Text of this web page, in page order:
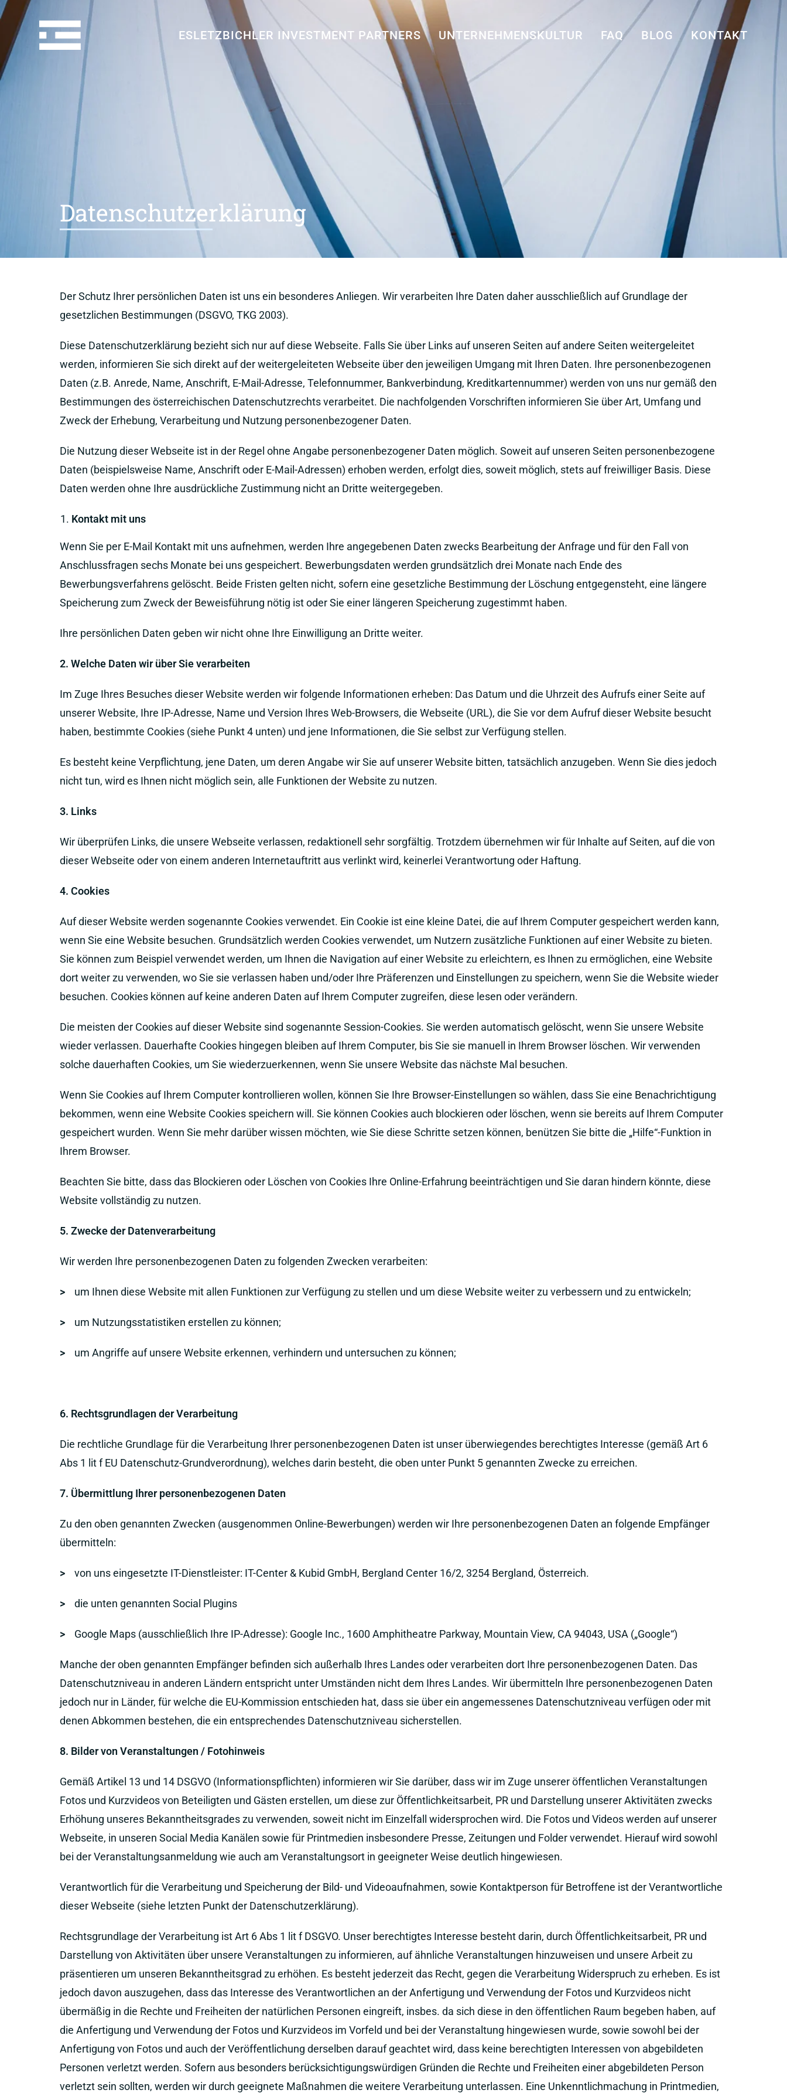
ESLETZBICHLER INVESTMENT PARTNERS UNTERNEHMENSKULTUR FAQ BLOG KONTAKT
Datenschutzerklärung
Der Schutz Ihrer persönlichen Daten ist uns ein besonderes Anliegen. Wir verarbeiten Ihre Daten daher ausschließlich auf Grundlage der
gesetzlichen Bestimmungen (DSGVO, TKG 2003).
Diese Datenschutzerklärung bezieht sich nur auf diese Webseite. Falls Sie über Links auf unseren Seiten auf andere Seiten weitergeleitet
werden, informieren Sie sich direkt auf der weitergeleiteten Webseite über den jeweiligen Umgang mit Ihren Daten. Ihre personenbezogenen
Daten (z.B. Anrede, Name, Anschrift, E-Mail-Adresse, Telefonnummer, Bankverbindung, Kreditkartennummer) werden von uns nur gemäß den
Bestimmungen des österreichischen Datenschutzrechts verarbeitet. Die nachfolgenden Vorschriften informieren Sie über Art, Umfang und
Zweck der Erhebung, Verarbeitung und Nutzung personenbezogener Daten.
Die Nutzung dieser Webseite ist in der Regel ohne Angabe personenbezogener Daten möglich. Soweit auf unseren Seiten personenbezogene
Daten (beispielsweise Name, Anschrift oder E-Mail-Adressen) erhoben werden, erfolgt dies, soweit möglich, stets auf freiwilliger Basis. Diese
Daten werden ohne Ihre ausdrückliche Zustimmung nicht an Dritte weitergegeben.
Kontakt mit uns
Wenn Sie per E-Mail Kontakt mit uns aufnehmen, werden Ihre angegebenen Daten zwecks Bearbeitung der Anfrage und für den Fall von
Anschlussfragen sechs Monate bei uns gespeichert. Bewerbungsdaten werden grundsätzlich drei Monate nach Ende des
Bewerbungsverfahrens gelöscht. Beide Fristen gelten nicht, sofern eine gesetzliche Bestimmung der Löschung entgegensteht, eine längere
Speicherung zum Zweck der Beweisführung nötig ist oder Sie einer längeren Speicherung zugestimmt haben.
Ihre persönlichen Daten geben wir nicht ohne Ihre Einwilligung an Dritte weiter.
2. Welche Daten wir über Sie verarbeiten
Im Zuge Ihres Besuches dieser Website werden wir folgende Informationen erheben: Das Datum und die Uhrzeit des Aufrufs einer Seite auf
unserer Website, Ihre IP-Adresse, Name und Version Ihres Web-Browsers, die Webseite (URL), die Sie vor dem Aufruf dieser Website besucht
haben, bestimmte Cookies (siehe Punkt 4 unten) und jene Informationen, die Sie selbst zur Verfügung stellen.
Es besteht keine Verpflichtung, jene Daten, um deren Angabe wir Sie auf unserer Website bitten, tatsächlich anzugeben. Wenn Sie dies jedoch
nicht tun, wird es Ihnen nicht möglich sein, alle Funktionen der Website zu nutzen.
3. Links
Wir überprüfen Links, die unsere Webseite verlassen, redaktionell sehr sorgfältig. Trotzdem übernehmen wir für Inhalte auf Seiten, auf die von
dieser Webseite oder von einem anderen Internetauftritt aus verlinkt wird, keinerlei Verantwortung oder Haftung.
4. Cookies
Auf dieser Website werden sogenannte Cookies verwendet. Ein Cookie ist eine kleine Datei, die auf Ihrem Computer gespeichert werden kann,
wenn Sie eine Website besuchen. Grundsätzlich werden Cookies verwendet, um Nutzern zusätzliche Funktionen auf einer Website zu bieten.
Sie können zum Beispiel verwendet werden, um Ihnen die Navigation auf einer Website zu erleichtern, es Ihnen zu ermöglichen, eine Website
dort weiter zu verwenden, wo Sie sie verlassen haben und/oder Ihre Präferenzen und Einstellungen zu speichern, wenn Sie die Website wieder
besuchen. Cookies können auf keine anderen Daten auf Ihrem Computer zugreifen, diese lesen oder verändern.
Die meisten der Cookies auf dieser Website sind sogenannte Session-Cookies. Sie werden automatisch gelöscht, wenn Sie unsere Website
wieder verlassen. Dauerhafte Cookies hingegen bleiben auf Ihrem Computer, bis Sie sie manuell in Ihrem Browser löschen. Wir verwenden
solche dauerhaften Cookies, um Sie wiederzuerkennen, wenn Sie unsere Website das nächste Mal besuchen.
Wenn Sie Cookies auf Ihrem Computer kontrollieren wollen, können Sie Ihre Browser-Einstellungen so wählen, dass Sie eine Benachrichtigung
bekommen, wenn eine Website Cookies speichern will. Sie können Cookies auch blockieren oder löschen, wenn sie bereits auf Ihrem Computer
gespeichert wurden. Wenn Sie mehr darüber wissen möchten, wie Sie diese Schritte setzen können, benützen Sie bitte die „Hilfe“-Funktion in
Ihrem Browser.
Beachten Sie bitte, dass das Blockieren oder Löschen von Cookies Ihre Online-Erfahrung beeinträchtigen und Sie daran hindern könnte, diese
Website vollständig zu nutzen.
5. Zwecke der Datenverarbeitung
Wir werden Ihre personenbezogenen Daten zu folgenden Zwecken verarbeiten:
> um Ihnen diese Website mit allen Funktionen zur Verfügung zu stellen und um diese Website weiter zu verbessern und zu entwickeln;
> um Nutzungsstatistiken erstellen zu können;
> um Angriffe auf unsere Website erkennen, verhindern und untersuchen zu können;
6. Rechtsgrundlagen der Verarbeitung
Die rechtliche Grundlage für die Verarbeitung Ihrer personenbezogenen Daten ist unser überwiegendes berechtigtes Interesse (gemäß Art 6
Abs 1 lit f EU Datenschutz-Grundverordnung), welches darin besteht, die oben unter Punkt 5 genannten Zwecke zu erreichen.
7. Übermittlung Ihrer personenbezogenen Daten
Zu den oben genannten Zwecken (ausgenommen Online-Bewerbungen) werden wir Ihre personenbezogenen Daten an folgende Empfänger
übermitteln:
> von uns eingesetzte IT-Dienstleister: IT-Center & Kubid GmbH, Bergland Center 16/2, 3254 Bergland, Österreich.
> die unten genannten Social Plugins
> Google Maps (ausschließlich Ihre IP-Adresse): Google Inc., 1600 Amphitheatre Parkway, Mountain View, CA 94043, USA („Google“)
Manche der oben genannten Empfänger befinden sich außerhalb Ihres Landes oder verarbeiten dort Ihre personenbezogenen Daten. Das
Datenschutzniveau in anderen Ländern entspricht unter Umständen nicht dem Ihres Landes. Wir übermitteln Ihre personenbezogenen Daten
jedoch nur in Länder, für welche die EU-Kommission entschieden hat, dass sie über ein angemessenes Datenschutzniveau verfügen oder mit
denen Abkommen bestehen, die ein entsprechendes Datenschutzniveau sicherstellen.
8. Bilder von Veranstaltungen / Fotohinweis
Gemäß Artikel 13 und 14 DSGVO (Informationspflichten) informieren wir Sie darüber, dass wir im Zuge unserer öffentlichen Veranstaltungen
Fotos und Kurzvideos von Beteiligten und Gästen erstellen, um diese zur Öffentlichkeitsarbeit, PR und Darstellung unserer Aktivitäten zwecks
Erhöhung unseres Bekanntheitsgrades zu verwenden, soweit nicht im Einzelfall widersprochen wird. Die Fotos und Videos werden auf unserer
Webseite, in unseren Social Media Kanälen sowie für Printmedien insbesondere Presse, Zeitungen und Folder verwendet. Hierauf wird sowohl
bei der Veranstaltungsanmeldung wie auch am Veranstaltungsort in geeigneter Weise deutlich hingewiesen.
Verantwortlich für die Verarbeitung und Speicherung der Bild- und Videoaufnahmen, sowie Kontaktperson für Betroffene ist der Verantwortliche
dieser Webseite (siehe letzten Punkt der Datenschutzerklärung).
Rechtsgrundlage der Verarbeitung ist Art 6 Abs 1 lit f DSGVO. Unser berechtigtes Interesse besteht darin, durch Öffentlichkeitsarbeit, PR und
Darstellung von Aktivitäten über unsere Veranstaltungen zu informieren, auf ähnliche Veranstaltungen hinzuweisen und unsere Arbeit zu
präsentieren um unseren Bekanntheitsgrad zu erhöhen. Es besteht jederzeit das Recht, gegen die Verarbeitung Widerspruch zu erheben. Es ist
jedoch davon auszugehen, dass das Interesse des Verantwortlichen an der Anfertigung und Verwendung der Fotos und Kurzvideos nicht
übermäßig in die Rechte und Freiheiten der natürlichen Personen eingreift, insbes. da sich diese in den öffentlichen Raum begeben haben, auf
die Anfertigung und Verwendung der Fotos und Kurzvideos im Vorfeld und bei der Veranstaltung hingewiesen wurde, sowie sowohl bei der
Anfertigung von Fotos und auch der Veröffentlichung derselben darauf geachtet wird, dass keine berechtigten Interessen von abgebildeten
Personen verletzt werden. Sofern aus besonders berücksichtigungswürdigen Gründen die Rechte und Freiheiten einer abgebildeten Person
verletzt sein sollten, werden wir durch geeignete Maßnahmen die weitere Verarbeitung unterlassen. Eine Unkenntlichmachung in Printmedien,